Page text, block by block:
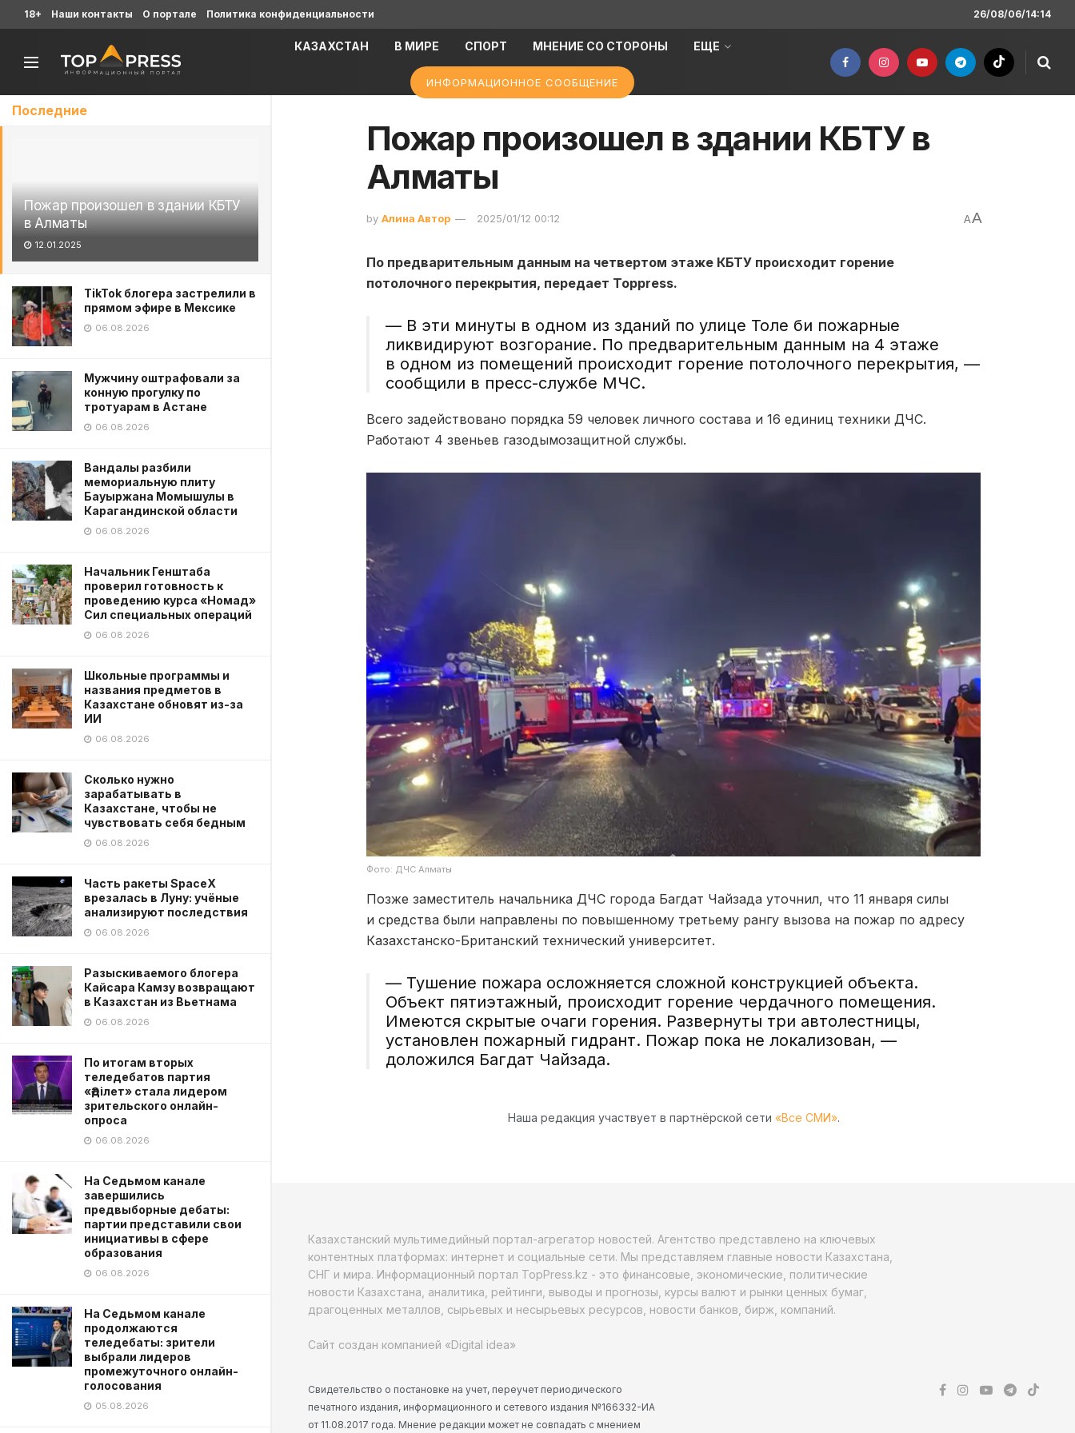
Последние
Пожар произошел в здании КБТУ
в Алматы
12.01.2025
TikTok блогера застрелили в
прямом эфире в Мексике
06.08.2026
Мужчину оштрафовали за
конную прогулку по
тротуарам в Астане
06.08.2026
Вандалы разбили
мемориальную плиту
Бауыржана Момышулы в
Карагандинской области
06.08.2026
Начальник Генштаба
проверил готовность к
проведению курса «Номад»
Сил специальных операций
06.08.2026
Школьные программы и
названия предметов в
Казахстане обновят из-за
ИИ
06.08.2026
Сколько нужно
зарабатывать в
Казахстане, чтобы не
чувствовать себя бедным
06.08.2026
Часть ракеты SpaceX
врезалась в Луну: учёные
анализируют последствия
06.08.2026
Разыскиваемого блогера
Кайсара Камзу возвращают
в Казахстан из Вьетнама
06.08.2026
По итогам вторых
теледебатов партия
«Әділет» стала лидером
зрительского онлайн-
опроса
06.08.2026
На Седьмом канале
завершились
предвыборные дебаты:
партии представили свои
инициативы в сфере
образования
06.08.2026
На Седьмом канале
продолжаются
теледебаты: зрители
выбрали лидеров
промежуточного онлайн-
голосования
05.08.2026
18+ Наши контакты О портале Политика конфиденциальности 26/08/06/14:14
КАЗАХСТАН В МИРЕ СПОРТ МНЕНИЕ СО СТОРОНЫ ЕЩЕ
ИНФОРМАЦИОННОЕ СООБЩЕНИЕ
Пожар произошел в здании КБТУ в
Алматы
by Алина Автор 2025/01/12 00:12 AA
По предварительным данным на четвертом этаже КБТУ происходит горение
потолочного перекрытия, передает Toppress.
— ⁠В эти минуты в одном из зданий по улице Толе би пожарные
ликвидируют возгорание. По предварительным данным на 4 этаже
в одном из помещений происходит горение потолочного перекрытия, —
сообщили в пресс-службе МЧС.
Всего задействовано порядка 59 человек личного состава и 16 единиц техники ДЧС.
Работают 4 звеньев газодымозащитной службы.
Фото: ДЧС Алматы
Позже заместитель начальника ДЧС города Багдат Чайзада уточнил, что 11 января силы
и средства были направлены по повышенному третьему рангу вызова на пожар по адресу
Казахстанско-Британский технический университет.
— Тушение пожара осложняется сложной конструкцией объекта.
Объект пятиэтажный, происходит горение чердачного помещения.
Имеются скрытые очаги горения. Развернуты три автолестницы,
установлен пожарный гидрант. Пожар пока не локализован, —
доложился Багдат Чайзада.
Наша редакция участвует в партнёрской сети «Все СМИ».
Казахстанский мультимедийный портал-агрегатор новостей. Агентство представлено на ключевых
контентных платформах: интернет и социальные сети. Мы представляем главные новости Казахстана,
СНГ и мира. Информационный портал TopPress.kz - это финансовые, экономические, политические
новости Казахстана, аналитика, рейтинги, выводы и прогнозы, курсы валют и рынки ценных бумаг,
драгоценных металлов, сырьевых и несырьевых ресурсов, новости банков, бирж, компаний.
Сайт создан компанией «Digital idea»
Свидетельство о постановке на учет, переучет периодического
печатного издания, информационного и сетевого издания №166332-ИА
от 11.08.2017 года. Мнение редакции может не совпадать с мнением